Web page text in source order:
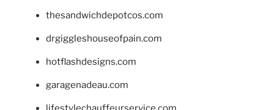
thesandwichdepotcos.com
drgiggleshouseofpain.com
hotflashdesigns.com
garagenadeau.com